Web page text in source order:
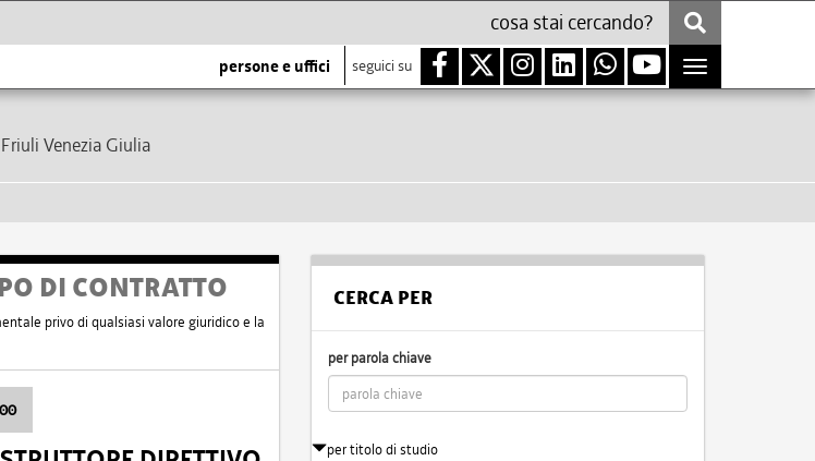
persone e uffici seguici su
Toggle
navigation
Venezia Giulia
DI CONTRATTO
privo di qualsiasi valore giuridico e la
CERCA PER
per parola chiave
per titolo di studio